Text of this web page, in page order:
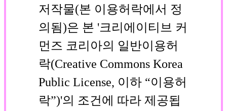
저작물(본 이용허락에서 정
의됨)은 본 '크리에이티브 커
먼즈 코리아의 일반이용허
락(Creative Commons Korea
Public License, 이하 “이용허
락”)'의 조건에 따라 제공됩